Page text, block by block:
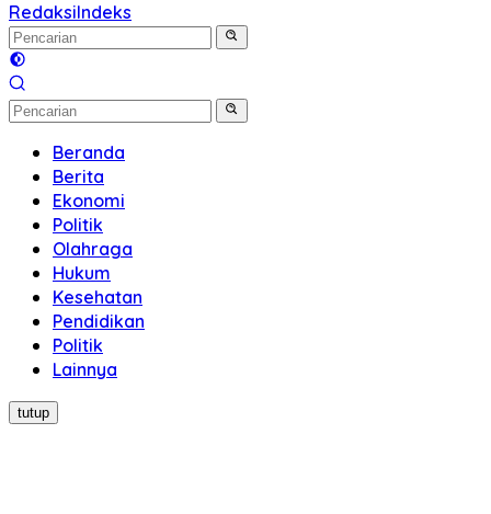
RedaksiIndeks
Beranda
Berita
Ekonomi
Politik
Olahraga
Hukum
Kesehatan
Pendidikan
Politik
Lainnya
tutup